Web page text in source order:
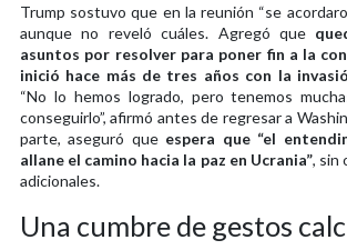
Trump sostuvo que en la reunión “se
aunque no reveló cuáles. Agregó que
asuntos por resolver para poner fin a la
inició hace más de tres años con la
“No lo hemos logrado, pero tenemos
conseguirlo”, afirmó antes de regresar a
parte, aseguró que espera que “el
allane el camino hacia la paz en Ucrania”, sin
adicionales.
Una cumbre de gestos